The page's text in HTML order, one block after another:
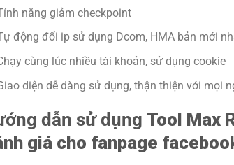
năng giảm checkpoint
động đổi ip sử dụng Dcom, HMA bản mới
cùng lúc nhiều tài khoản, sử dụng cookie
diện dễ dàng sử dụng, thận thiện với mọi
dẫn sử dụng Tool Max
giá cho fanpage